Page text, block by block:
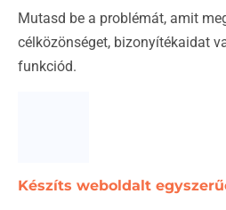
Mutasd be a problémát, amit
célközönséget, bizonyítékaidat
funkciód.
Készíts weboldalt